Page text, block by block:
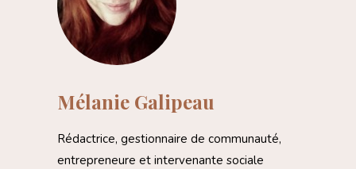
Mélanie Galipeau
Rédactrice, gestionnaire de communauté,
entrepreneure et intervenante sociale